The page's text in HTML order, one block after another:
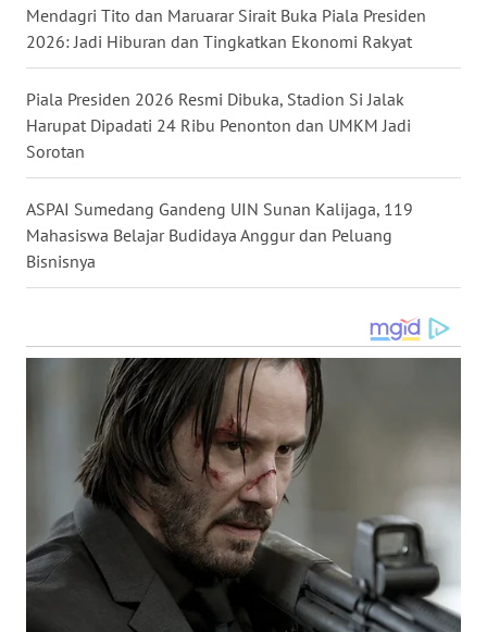
Mendagri Tito dan Maruarar Sirait Buka Piala Presiden
2026: Jadi Hiburan dan Tingkatkan Ekonomi Rakyat
Piala Presiden 2026 Resmi Dibuka, Stadion Si Jalak
Harupat Dipadati 24 Ribu Penonton dan UMKM Jadi
Sorotan
ASPAI Sumedang Gandeng UIN Sunan Kalijaga, 119
Mahasiswa Belajar Budidaya Anggur dan Peluang
Bisnisnya
DAIRI
WN
DANAU
LANGKAT
TAPANULI
TANJUNG
LESUNG
WN
KARO